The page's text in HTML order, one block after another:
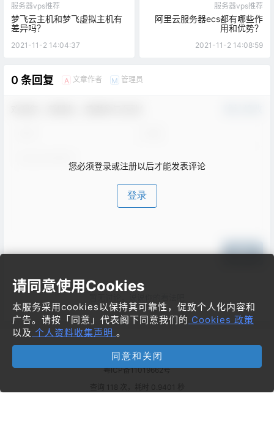
服务器vps推荐
梦飞云主机和梦飞虚拟主机有
差异吗？
2021-11-2 14:04:37
服务器vps推荐
阿里云服务器ecs都有哪些作
用和优势？
2021-11-2 14:08:59
0 条回复 A 文章作者 M 管理员
您必须登录或注册以后才能发表评论
登录
提交
Copyright © 2026 梦飞idc云平台
粤ICP备11019662号
查询 118 次，耗时 0.9401 秒
请同意使用Cookies
本服务采用cookies以保持其可靠性，促致个人化内容和
广告。请按「同意」代表阁下同意我们的 Cookies 政策
以及 个人资料收集声明 。
同意和关闭